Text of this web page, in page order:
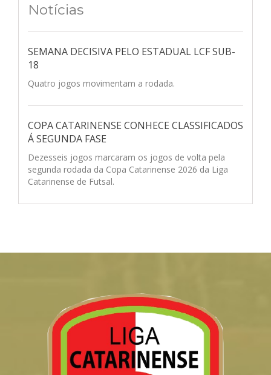
Notícias
SEMANA DECISIVA PELO ESTADUAL LCF SUB-
18
Quatro jogos movimentam a rodada.
COPA CATARINENSE CONHECE CLASSIFICADOS
Á SEGUNDA FASE
Dezesseis jogos marcaram os jogos de volta pela
segunda rodada da Copa Catarinense 2026 da Liga
Catarinense de Futsal.